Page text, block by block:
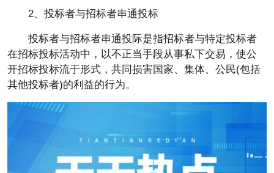
2、投标者与招标者串通投标
投标者与招标者串通投际是指招标者与特定投标者
在招标投标活动中，以不正当手段从事私下交易，使公
开招标投标流于形式，共同损害国家、集体、公民(包括
其他投标者)的利益的行为。